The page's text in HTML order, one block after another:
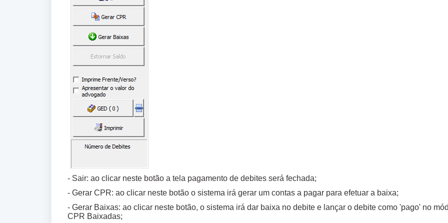
- Sair: ao clicar neste botão a tela pagamento de debites será fechada;
- Gerar CPR: ao clicar neste botão o sistema irá gerar um contas a pagar para efetuar a baixa;
- Gerar Baixas: ao clicar neste botão, o sistema irá dar baixa no debite e lançar o debite como 'pago' no
CPR Baixadas;